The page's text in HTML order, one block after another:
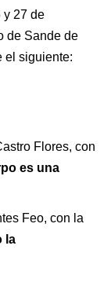
y 27 de
de Sande de
el siguiente:
Flores, con
es una
Feo, con la
la